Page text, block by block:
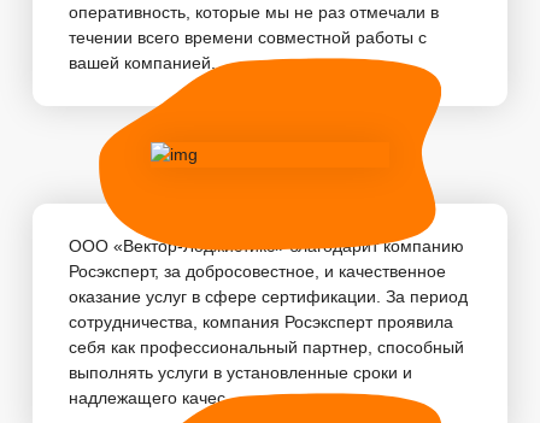
оперативность, которые мы не раз отмечали в
течении всего времени совместной работы с
вашей компанией. ...
ООО «Вектор-Лоджистикс» благодарит компанию
Росэксперт, за добросовестное, и качественное
оказание услуг в сфере сертификации. За период
сотрудничества, компания Росэксперт проявила
себя как профессиональный партнер, способный
выполнять услуги в установленные сроки и
надлежащего качес...